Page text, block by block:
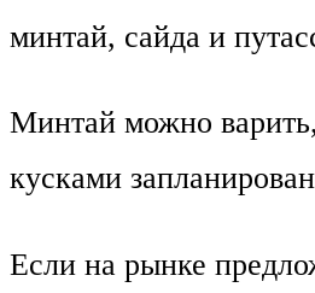
минтай, сайда и
Минтай можно
кусками
Если на рынке